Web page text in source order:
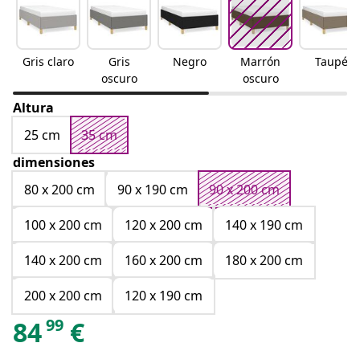
Gris claro
Gris
oscuro
Negro
Marrón
oscuro
Taupé
Altura
25 cm
35 cm
dimensiones
80 x 200 cm
90 x 190 cm
90 x 200 cm
100 x 200 cm
120 x 200 cm
140 x 190 cm
140 x 200 cm
160 x 200 cm
180 x 200 cm
200 x 200 cm
120 x 190 cm
8499 €